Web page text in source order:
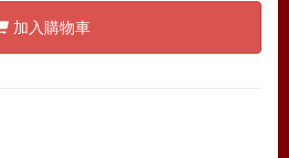
加入購物車